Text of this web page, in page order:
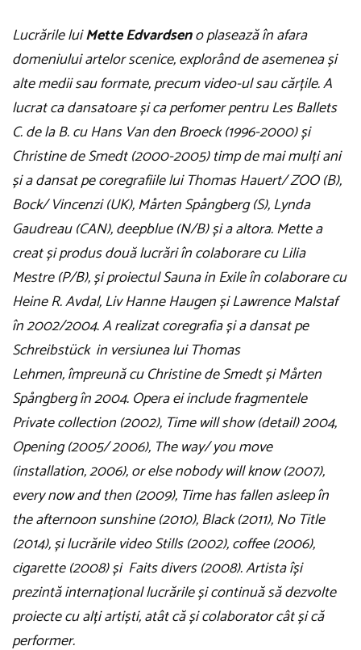
Lucrările luiMette Edvardseno plasează în afara
domeniului artelor scenice, explorând de asemenea și
alte medii sau formate, precum video-ul sau cărțile. A
lucrat ca dansatoare și ca perfomer pentru Les Ballets
C. de la B. cu Hans Van den Broeck (1996-2000) și
Christine de Smedt (2000-2005) timp de mai mulți ani
și a dansat pe coregrafiile lui Thomas Hauert/ ZOO (B),
Bock/ Vincenzi (UK), Mårten Spångberg (S), Lynda
Gaudreau (CAN), deepblue (N/B) și a altora. Mette a
creat și produs două lucrări în colaborare cu Lilia
Mestre (P/B), și proiectul Sauna in Exile în colaborare cu
Heine R. Avdal, Liv Hanne Haugen și Lawrence Malstaf
în 2002/2004. A realizat coregrafia și a dansat pe
Schreibstück in versiunea luiThomas
Lehmen,împreună cu Christine de Smedt și Mårten
Spångberg în 2004. Opera ei include fragmentele
Private collection (2002), Time will show (detail) 2004,
Opening (2005/ 2006), The way/ you move
(installation, 2006), or else nobody will know (2007),
every now and then (2009), Time has fallen asleep în
the afternoon sunshine (2010), Black (2011), No Title
(2014), și lucrările video Stills (2002), coffee (2006),
cigarette (2008)șiFaits divers (2008). Artista își
prezintă internațional lucrările și continuă să dezvolte
proiecte cu alți artiști, atât că și colaborator cât și că
performer.